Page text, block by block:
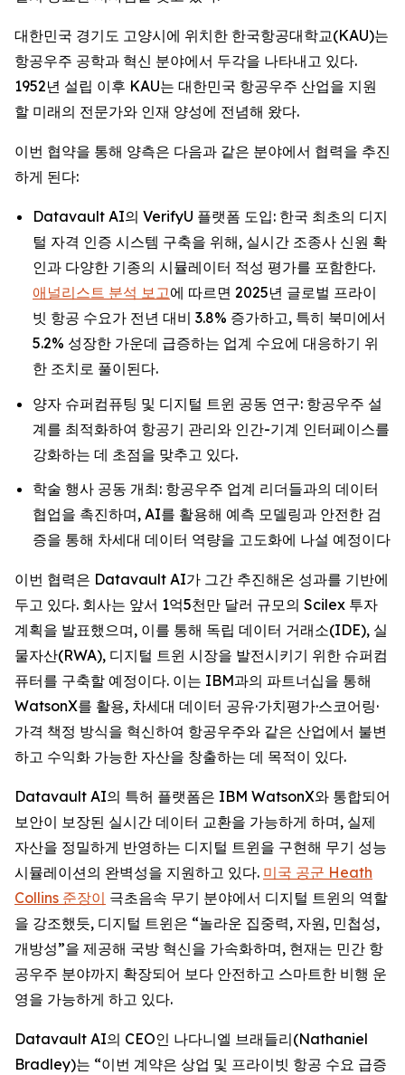
대한민국 경기도 고양시에 위치한 한국항공대학교(KAU)는
항공우주 공학과 혁신 분야에서 두각을 나타내고 있다.
1952년 설립 이후 KAU는 대한민국 항공우주 산업을 지원
할 미래의 전문가와 인재 양성에 전념해 왔다.
이번 협약을 통해 양측은 다음과 같은 분야에서 협력을 추진
하게 된다:
Datavault AI의 VerifyU 플랫폼 도입: 한국 최초의 디지
털 자격 인증 시스템 구축을 위해, 실시간 조종사 신원 확
인과 다양한 기종의 시뮬레이터 적성 평가를 포함한다.
애널리스트 분석 보고에 따르면 2025년 글로벌 프라이
빗 항공 수요가 전년 대비 3.8% 증가하고, 특히 북미에서
5.2% 성장한 가운데 급증하는 업계 수요에 대응하기 위
한 조치로 풀이된다.
양자 슈퍼컴퓨팅 및 디지털 트윈 공동 연구: 항공우주 설
계를 최적화하여 항공기 관리와 인간-기계 인터페이스를
강화하는 데 초점을 맞추고 있다.
학술 행사 공동 개최: 항공우주 업계 리더들과의 데이터
협업을 촉진하며, AI를 활용해 예측 모델링과 안전한 검
증을 통해 차세대 데이터 역량을 고도화에 나설 예정이다
이번 협력은 Datavault AI가 그간 추진해온 성과를 기반에
두고 있다. 회사는 앞서 1억5천만 달러 규모의 Scilex 투자
계획을 발표했으며, 이를 통해 독립 데이터 거래소(IDE), 실
물자산(RWA), 디지털 트윈 시장을 발전시키기 위한 슈퍼컴
퓨터를 구축할 예정이다. 이는 IBM과의 파트너십을 통해
WatsonX를 활용, 차세대 데이터 공유·가치평가·스코어링·
가격 책정 방식을 혁신하여 항공우주와 같은 산업에서 불변
하고 수익화 가능한 자산을 창출하는 데 목적이 있다.
Datavault AI의 특허 플랫폼은 IBM WatsonX와 통합되어
보안이 보장된 실시간 데이터 교환을 가능하게 하며, 실제
자산을 정밀하게 반영하는 디지털 트윈을 구현해 무기 성능
시뮬레이션의 완벽성을 지원하고 있다. 미국 공군 Heath
Collins 준장이 극초음속 무기 분야에서 디지털 트윈의 역할
을 강조했듯, 디지털 트윈은 “놀라운 집중력, 자원, 민첩성,
개방성”을 제공해 국방 혁신을 가속화하며, 현재는 민간 항
공우주 분야까지 확장되어 보다 안전하고 스마트한 비행 운
영을 가능하게 하고 있다.
Datavault AI의 CEO인 나다니엘 브래들리(Nathaniel
Bradley)는 “이번 계약은 상업 및 프라이빗 항공 수요 급증